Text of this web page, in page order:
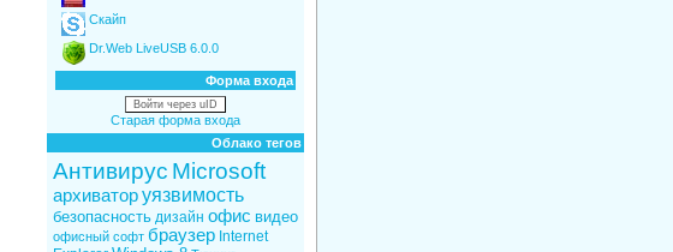
Скайп
Dr.Web LiveUSB 6.0.0
Форма входа
Войти через uID
Старая форма входа
Облако тегов
Антивирус Microsoft
архиватор уязвимость
безопасность дизайн офис видео
офисный софт браузер Internet